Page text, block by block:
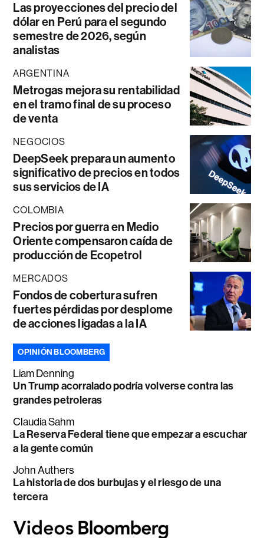
Las proyecciones del precio del
dólar en Perú para el segundo
semestre de 2026, según
analistas
ARGENTINA
Metrogas mejora su rentabilidad
en el tramo final de su proceso
de venta
NEGOCIOS
DeepSeek prepara un aumento
significativo de precios en todos
sus servicios de IA
COLOMBIA
Precios por guerra en Medio
Oriente compensaron caída de
producción de Ecopetrol
MERCADOS
Fondos de cobertura sufren
fuertes pérdidas por desplome
de acciones ligadas a la IA
OPINIÓN BLOOMBERG
Liam Denning
Un Trump acorralado podría volverse contra las
grandes petroleras
Claudia Sahm
La Reserva Federal tiene que empezar a escuchar
a la gente común
John Authers
La historia de dos burbujas y el riesgo de una
tercera